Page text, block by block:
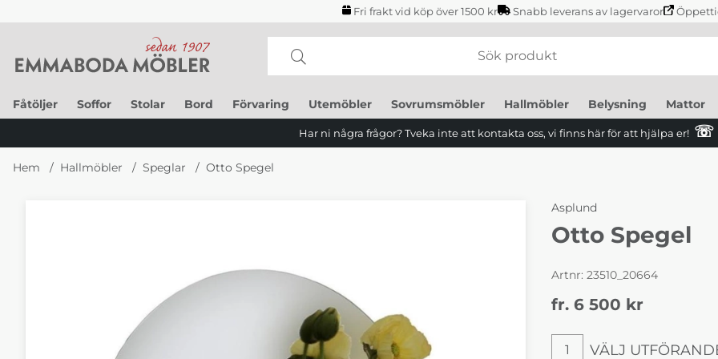
Fri frakt vid köp över 1500 kr Snabb leverans av lagervaror
Fåtöljer Soffor Stolar Bord Förvaring Utemöbler Sovrumsmöbler Hallmöbler Belysning Mattor
Har ni några frågor? Tveka inte att kontakta oss, vi finns här för att hjälpa er! ☏
Hem Hallmöbler Speglar Otto Spegel
Asplund
Otto Spegel
Artnr: 23510_20664
fr. 6 500 kr
1 VÄLJ